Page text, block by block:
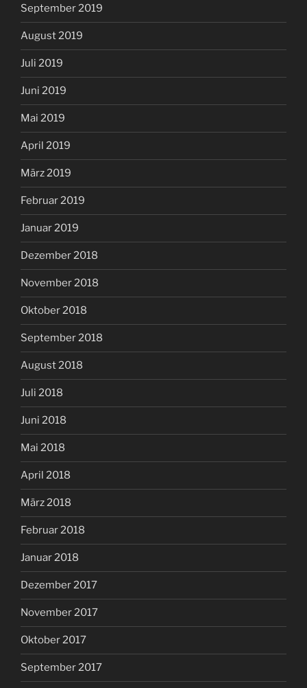
September 2019
August 2019
Juli 2019
Juni 2019
Mai 2019
April 2019
März 2019
Februar 2019
Januar 2019
Dezember 2018
November 2018
Oktober 2018
September 2018
August 2018
Juli 2018
Juni 2018
Mai 2018
April 2018
März 2018
Februar 2018
Januar 2018
Dezember 2017
November 2017
Oktober 2017
September 2017